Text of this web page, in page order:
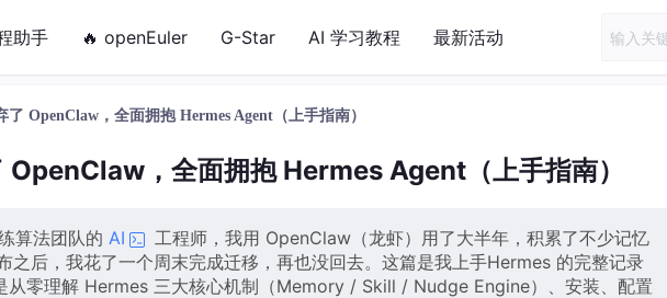
助手 🔥 openEuler G-Star AI 学习教程 最新活动
了 OpenClaw，全面拥抱 Hermes Agent（上手指南）
OpenClaw，全面拥抱 Hermes Agent（上手指南）
算法团队的 AI
工程师，我用 OpenClaw（龙虾）用了大半年，积累了不少记忆
之后，我花了一个周末完成迁移，再也没回去。这篇是我上手Hermes 的完整记录
零理解 Hermes 三大核心机制（Memory / Skill / Nudge Engine）、安装、配置